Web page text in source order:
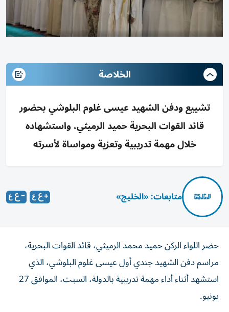
الخلاصة
تشييع ودفن الشهيد عيسى غلوم البلوشي بحضور
قائد القوات البحرية حميد الرميثي، واستشهاده
خلال مهمة تدريبية وتعزية ومواساة لأسرته
متابعات: «الخليج»
حضر اللواء الركن حميد محمد الرميثي، قائد القوات البحرية،
مراسم دفن الشهيد جندي أول عيسى غلوم البلوشي، الذي
استشهد أثناء أداء مهمة تدريبية بالدولة، السبت، الموافق 27
يونيو.